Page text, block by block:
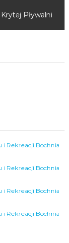
Pływalni
Rekreacji Bochnia
Rekreacji Bochnia
Rekreacji Bochnia
Rekreacji Bochnia